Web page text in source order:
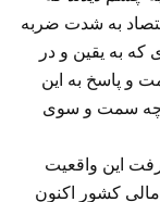
به شدت ضربه
که به یقین و در
و پاسخ به این
چه سمت و سوی
این واقعیت
مالی کشور اکنون